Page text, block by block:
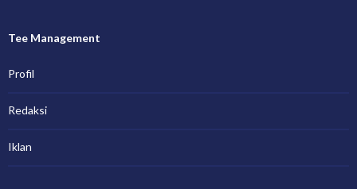
Tee Management
Profil
Redaksi
Iklan